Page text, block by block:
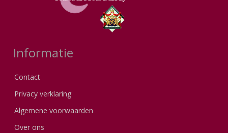
Informatie
Contact
Privacy verklaring
Algemene voorwaarden
Over ons